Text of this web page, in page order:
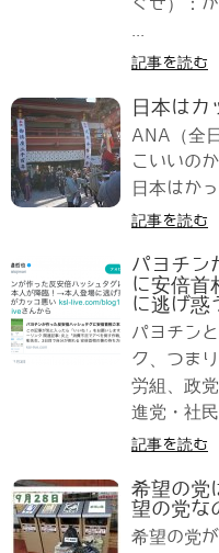
ぐせ）：
記事を読む
日本はカ
ANA（全
こいいの
日本はか
記事を読む
パヨチン
に安倍
に逃げ惑
パヨチン
ク、つま
労組、政
進党・社
記事を読む
希望の党
望の党な
希望の党